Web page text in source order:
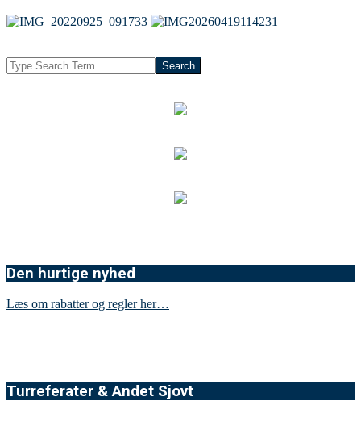
Search
Den hurtige nyhed
Læs om rabatter og regler her…
Turreferater & Andet Sjovt